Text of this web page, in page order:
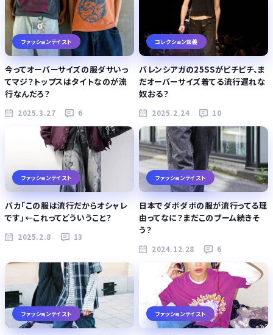
ファッションテイスト
今ってオーバーサイズの服ダサいっ
てマジ？トップスはタイトなのが流
行なんだろ？
2025.3.27 6
コレクション談義
バレンシアガの25SSがピチピチ、ま
だオーバーサイズ着てる流行遅れな
奴おる？
2025.2.24 10
ファッションテイスト
バカ「この服は流行だからオシャレ
です」←これってどういうこと？
2025.2.8 13
ファッションテイスト
日本でダボダボの服が流行ってる理
由ってなに？まだこのブーム続きそ
う？
2024.12.28 6
ファッションテイスト ファッションテイスト